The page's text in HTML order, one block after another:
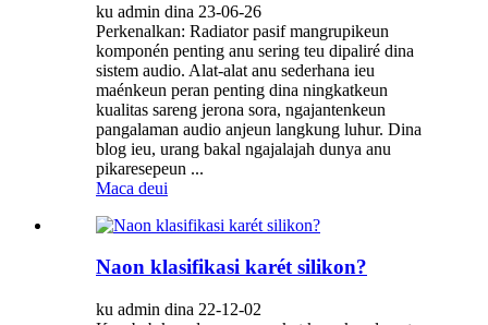
ku admin dina 23-06-26
Perkenalkan: Radiator pasif mangrupikeun
komponén penting anu sering teu dipaliré dina
sistem audio. Alat-alat anu sederhana ieu
maénkeun peran penting dina ningkatkeun
kualitas sareng jerona sora, ngajantenkeun
pangalaman audio anjeun langkung luhur. Dina
blog ieu, urang bakal ngajalajah dunya anu
pikaresepeun ...
Maca deui
Naon klasifikasi karét silikon?
ku admin dina 22-12-02